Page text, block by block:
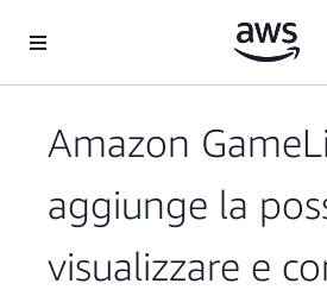
Amazon
aggiunge la
visualizzare e